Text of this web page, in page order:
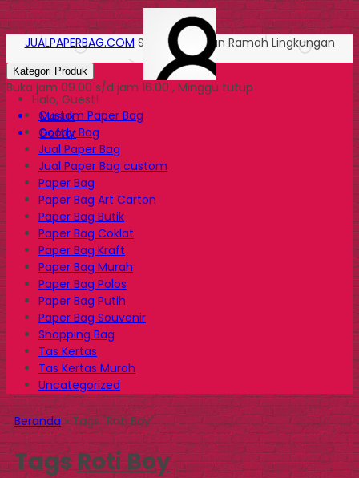
Halo, Guest!
Masuk
Daftar
JUALPAPERBAG.COM Solusi Kemasan Ramah Lingkungan
Kategori Produk
Buka jam 09.00 s/d jam 16.00 , Minggu tutup
Custom Paper Bag
Goody Bag
Jual Paper Bag
Jual Paper Bag custom
Paper Bag
Paper Bag Art Carton
Paper Bag Butik
Paper Bag Coklat
Paper Bag Kraft
Paper Bag Murah
Paper Bag Polos
Paper Bag Putih
Paper Bag Souvenir
Shopping Bag
Tas Kertas
Tas Kertas Murah
Uncategorized
Beranda»Tags "Roti Boy"
TagsRoti Boy